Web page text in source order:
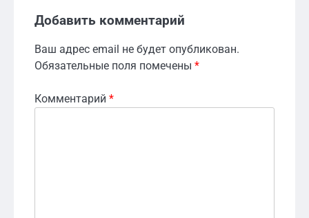
Добавить комментарий
Ваш адрес email не будет опубликован.
Обязательные поля помечены *
Комментарий *